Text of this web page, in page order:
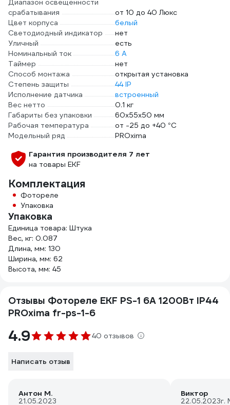
Диапазон освещенности
срабатывания
от 10 до 40 Люкс
Цвет корпуса
белый
Светодиодный индикатор
нет
Уличный
есть
Номинальный ток
6 А
Таймер
нет
Способ монтажа
открытая установка
Степень защиты
44 IP
Исполнение датчика
встроенный
Вес нетто
0.1 кг
Габариты без упаковки
60х55х50 мм
Рабочая температура
от -25 до +40 °С
Модельный ряд
PROxima
Гарантия производителя 7 лет
на товары EKF
Комплектация
Фотореле
Упаковка
Упаковка
Единица товара: Штука
Вес, кг: 0.087
Длина, мм: 130
Ширина, мм: 62
Высота, мм: 45
Отзывы Фотореле EKF PS-1 6А 1200Вт IP44
PROxima fr-ps-1-6
4.9 40 отзывов
Написать отзыв
Антон М.
21.05.2023
Виктор
22.05.2023г.